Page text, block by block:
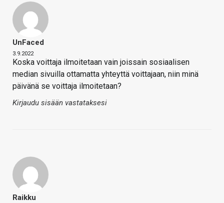
UnFaced
3.9.2022
Koska voittaja ilmoitetaan vain joissain sosiaalisen
median sivuilla ottamatta yhteyttä voittajaan, niin minä
päivänä se voittaja ilmoitetaan?
Kirjaudu sisään vastataksesi
Raikku